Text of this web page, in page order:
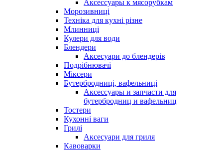
Аксессуары к мясорубкам
Морозивниці
Техніка для кухні різне
Млинниці
Кулери для води
Блендери
Аксесуари до блендерів
Подрібнювачі
Міксери
Бутербродниці, вафельниці
Аксессуары и запчасти для
бутербродниц и вафельниц
Тостери
Кухонні ваги
Грилі
Аксесуари для гриля
Кавоварки